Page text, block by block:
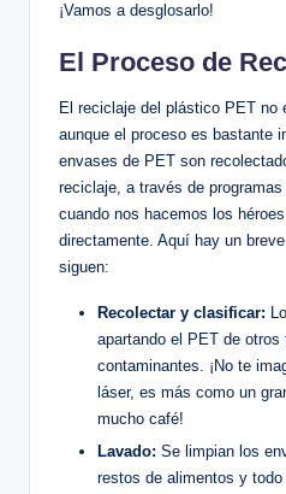
¡Vamos a‍ desglosarlo!
El​ Proceso de
El‌ reciclaje del plástico PET ⁤no
aunque el‌ proceso es bastante
envases‍ de PET son
reciclaje, a través ​de
cuando ⁣nos hacemos los
directamente. Aquí hay un
siguen:
Recolectar ⁣y clasificar:
apartando el PET de
contaminantes. ¡No te
láser, ⁢es más como un
mucho café!
Lavado: Se limpian los
restos de alimentos y